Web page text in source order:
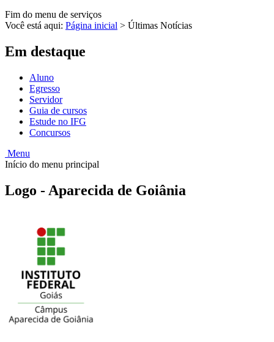
Fim do menu de serviços
Você está aqui: Página inicial > Últimas Notícias
Em destaque
Aluno
Egresso
Servidor
Guia de cursos
Estude no IFG
Concursos
Menu
Início do menu principal
Logo - Aparecida de Goiânia